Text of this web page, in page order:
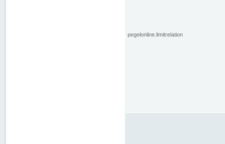
pegelonline.limitrelation